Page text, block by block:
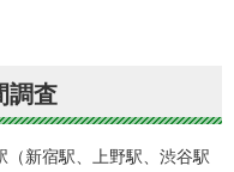
調査
新宿駅、上野駅、渋谷駅